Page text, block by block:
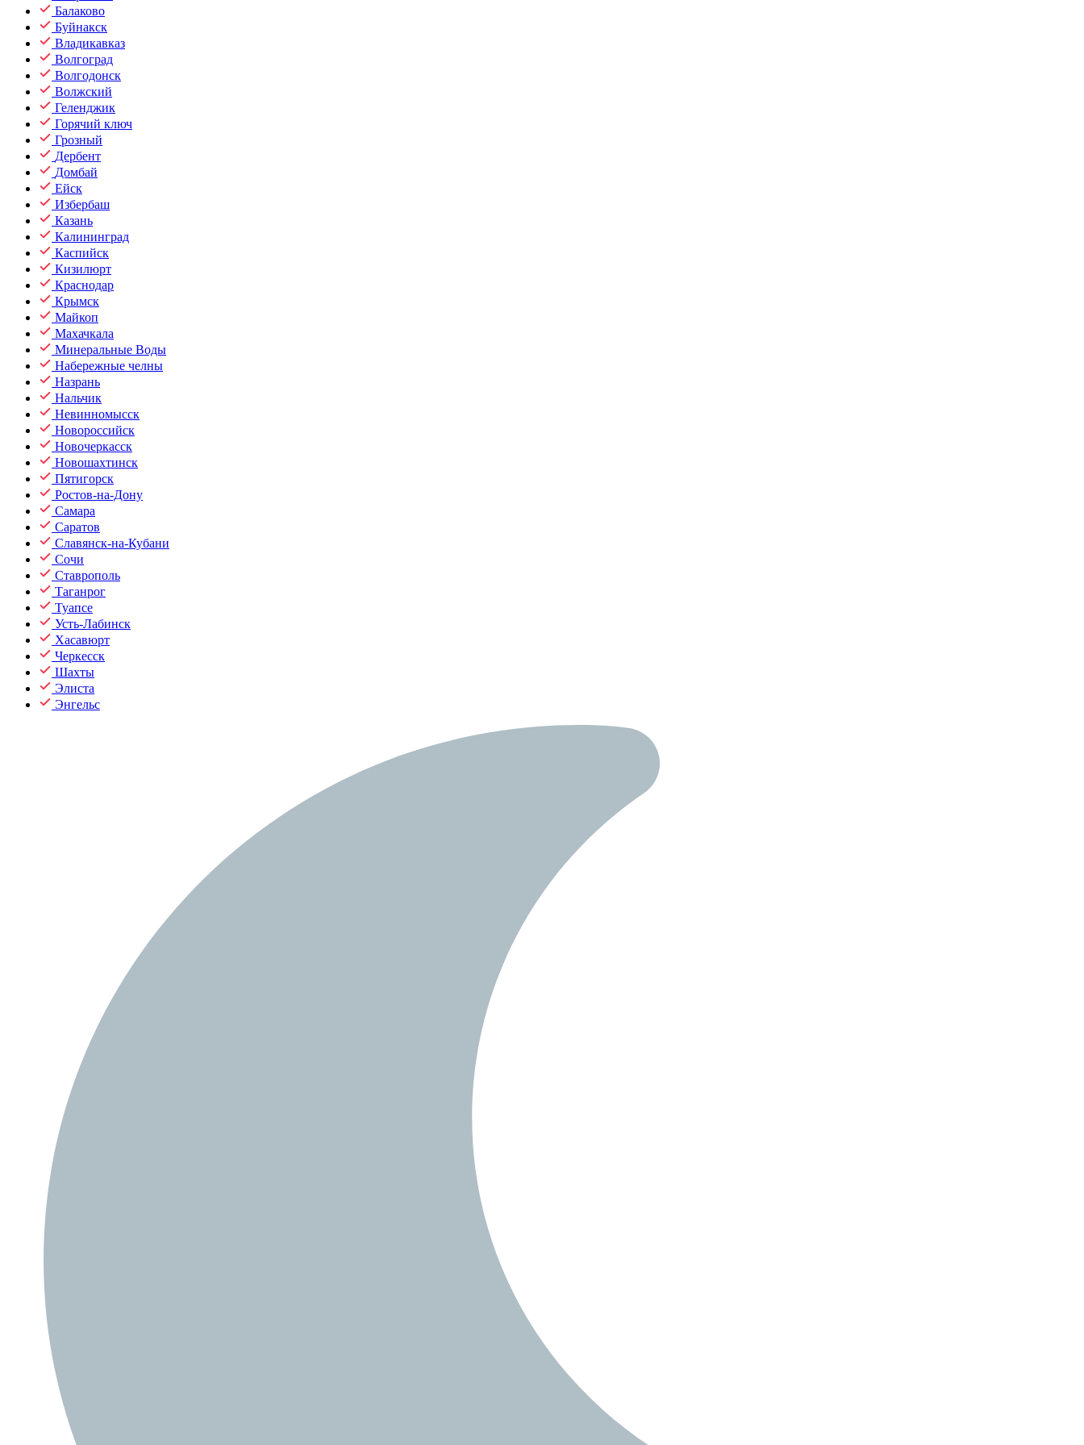
Балаково
Буйнакск
Владикавказ
Волгоград
Волгодонск
Волжский
Геленджик
Горячий ключ
Грозный
Дербент
Домбай
Ейск
Избербаш
Казань
Калининград
Каспийск
Кизилюрт
Краснодар
Крымск
Майкоп
Махачкала
Минеральные Воды
Набережные челны
Назрань
Нальчик
Невинномысск
Новороссийск
Новочеркасск
Новошахтинск
Пятигорск
Ростов-на-Дону
Самара
Саратов
Славянск-на-Кубани
Сочи
Ставрополь
Таганрог
Туапсе
Усть-Лабинск
Хасавюрт
Черкесск
Шахты
Элиста
Энгельс